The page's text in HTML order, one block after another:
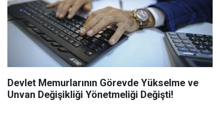
Devlet Memurlarının Görevde Yükselme ve
Unvan Değişikliği Yönetmeliği Değişti!